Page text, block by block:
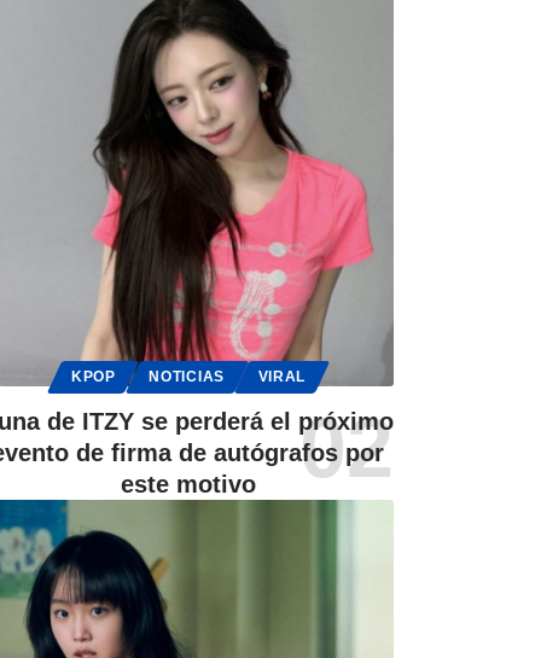
KPOP NOTICIAS VIRAL
de ITZY se perderá el próximo
de firma de autógrafos por
este motivo